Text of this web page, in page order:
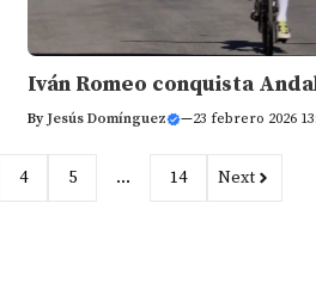
Iván Romeo conquista
By Jesús Domínguez —23 febrero 2026
4 5 … 14 Next